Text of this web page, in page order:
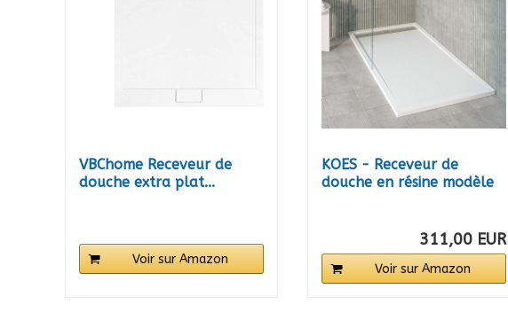
VBChome Receveur de
douche extra plat...
Voir sur Amazon
KOES - Receveur de
douche en résine modèle
311,00 EUR
Voir sur Amazon